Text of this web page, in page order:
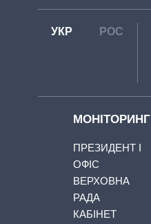
УКР РОС
МОНІТОРИНГ
ПРЕЗИДЕНТ І
ОФІС
ВЕРХОВНА
РАДА
КАБІНЕТ